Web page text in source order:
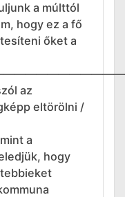
a múlttól
hogy ez a fő
őket a
az
eltörölni /
a
hogy